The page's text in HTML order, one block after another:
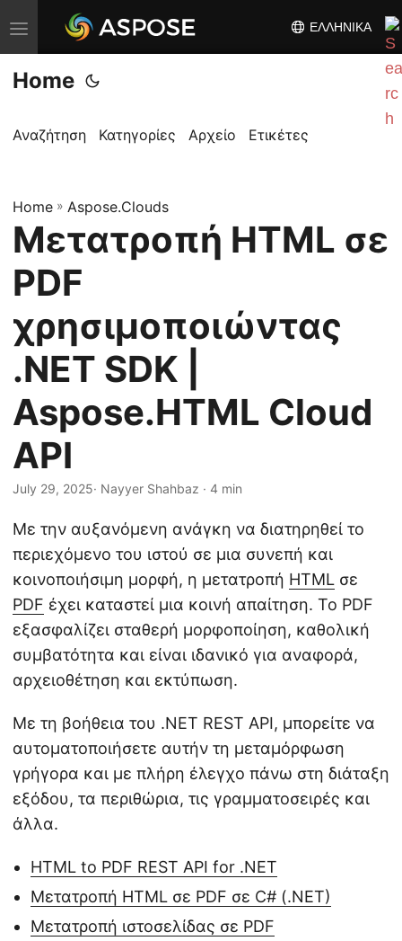
Ε
ν
α
λ
ή
π
λ
ο
γ
η
σ
η
ΕΛΛΗΝΙΚΆ
Home
Αναζήτηση Κατηγορίες Αρχείο Ετικέτες
Home » Aspose.Clouds
Μετατροπή HTML σε
PDF
χρησιμοποιώντας
.NET SDK |
Aspose.HTML Cloud
API
July 29, 2025· Nayyer Shahbaz · 4 min
Με την αυξανόμενη ανάγκη να διατηρηθεί το
περιεχόμενο του ιστού σε μια συνεπή και
κοινοποιήσιμη μορφή, η μετατροπή HTML σε
PDF έχει καταστεί μια κοινή απαίτηση. Το PDF
εξασφαλίζει σταθερή μορφοποίηση, καθολική
συμβατότητα και είναι ιδανικό για αναφορά,
αρχειοθέτηση και εκτύπωση.
Με τη βοήθεια του .NET REST API, μπορείτε να
αυτοματοποιήσετε αυτήν τη μεταμόρφωση
γρήγορα και με πλήρη έλεγχο πάνω στη διάταξη
εξόδου, τα περιθώρια, τις γραμματοσειρές και
άλλα.
HTML to PDF REST API for .NET
Μετατροπή HTML σε PDF σε C# (.NET)
Μετατροπή ιστοσελίδας σε PDF